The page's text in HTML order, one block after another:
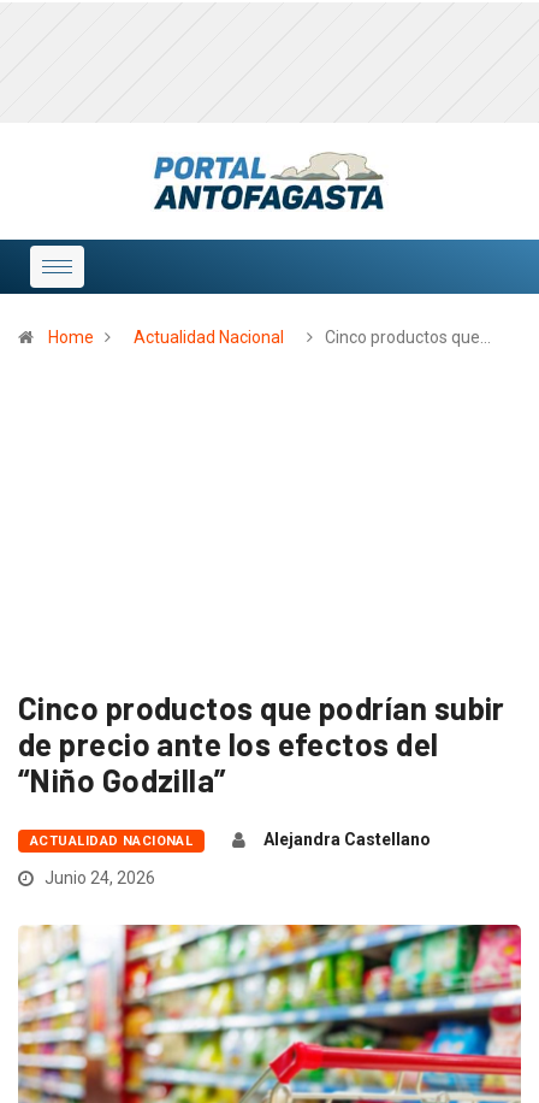
Home Actualidad Nacional Cinco productos que…
Cinco productos que podrían subir
de precio ante los efectos del
“Niño Godzilla”
ACTUALIDAD NACIONAL
Alejandra Castellano
Junio 24, 2026